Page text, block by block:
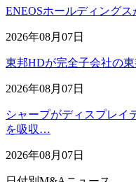
ENEOSホールディング
2026年08月07日
東邦HDが完全子会社の
2026年08月07日
シャープがディスプレイ
を吸収…
2026年08月07日